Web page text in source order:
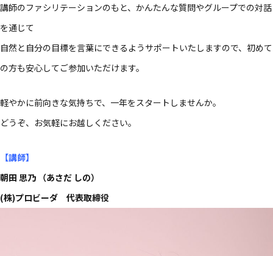
講師の​ファシリテーションのもと、​かんたんな​質問や​グループでの​対話
を​通じて​
自然と​自分の​目標を​言葉に​できるようサポートいたしますので、​初めて
の​方も​安心して​ご参加いただけます。​
軽やかに​前向きな​気持ちで、​一年を​スタートしませんか。​
どうぞ、​お気軽に​お越しください。​
【講師】
朝田 思乃 ​（あさだ しの）​
(株)プロビーダ 代表取締役